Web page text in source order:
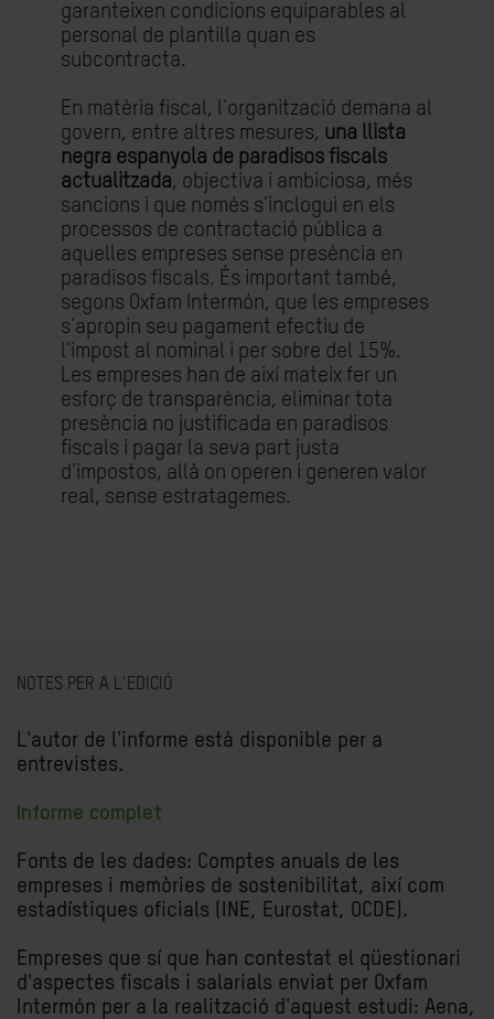
garanteixen condicions equiparables al
personal de plantilla quan es
subcontracta.
En matèria fiscal, l'organització demana al
govern, entre altres mesures, una llista
negra espanyola de paradisos fiscals
actualitzada, objectiva i ambiciosa, més
sancions i que només s'inclogui en els
processos de contractació pública a
aquelles empreses sense presència en
paradisos fiscals. És important també,
segons Oxfam Intermón, que les empreses
s'apropin seu pagament efectiu de
l'impost al nominal i per sobre del 15%.
Les empreses han de així mateix fer un
esforç de transparència, eliminar tota
presència no justificada en paradisos
fiscals i pagar la seva part justa
d'impostos, allà on operen i generen valor
real, sense estratagemes.
NOTES PER A L'EDICIÓ
L'autor de l'informe està disponible per a
entrevistes.
Informe complet
Fonts de les dades: Comptes anuals de les
empreses i memòries de sostenibilitat, així com
estadístiques oficials (INE, Eurostat, OCDE).
Empreses que sí que han contestat el qüestionari
d'aspectes fiscals i salarials enviat per Oxfam
Intermón per a la realització d'aquest estudi: Aena,